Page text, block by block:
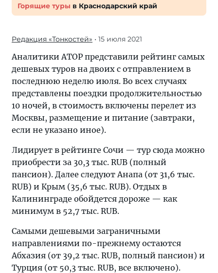
Горящие туры в Краснодарский край
Редакция «Тонкостей» • 15 июля 2021
Аналитики АТОР представили рейтинг самых
дешевых туров на двоих с отправлением в
последнюю неделю июля. Во всех случаях
представлены поездки продолжительностью
10 ночей, в стоимость включены перелет из
Москвы, размещение и питание (завтраки,
если не указано иное).
Лидирует в рейтинге Сочи — тур сюда можно
приобрести за 30,3 тыс. RUB (полный
пансион). Далее следуют Анапа (от 31,6 тыс.
RUB) и Крым (35,6 тыс. RUB). Отдых в
Калининграде обойдется дороже — как
минимум в 52,7 тыс. RUB.
Самыми дешевыми заграничными
направлениями по-прежнему остаются
Абхазия (от 39,2 тыс. RUB, полный пансион) и
Турция (от 50,3 тыс. RUB, все включено).